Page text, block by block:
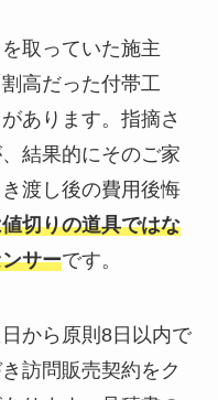
取っていた施主
高だった付帯工
あります。指摘さ
結果的にそのご家
渡し後の費用後悔
切りの道具ではな
サーです。
から原則8日以内で
訪問販売契約をク